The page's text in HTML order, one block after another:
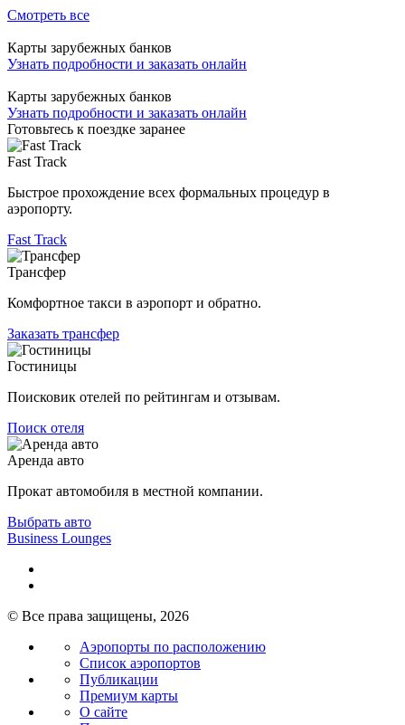
Смотреть все
Карты зарубежных банков
Узнать подробности и заказать онлайн
Карты зарубежных банков
Узнать подробности и заказать онлайн
Готовьтесь к поездке заранее
Fast Track
Быстрое прохождение всех формальных процедур в
аэропорту.
Fast Track
Трансфер
Комфортное такси в аэропорт и обратно.
Заказать трансфер
Гостиницы
Поисковик отелей по рейтингам и отзывам.
Поиск отеля
Аренда авто
Прокат автомобиля в местной компании.
Выбрать авто
Business Lounges
© Все права защищены, 2026
Аэропорты по расположению
Список аэропортов
Публикации
Премиум карты
О сайте